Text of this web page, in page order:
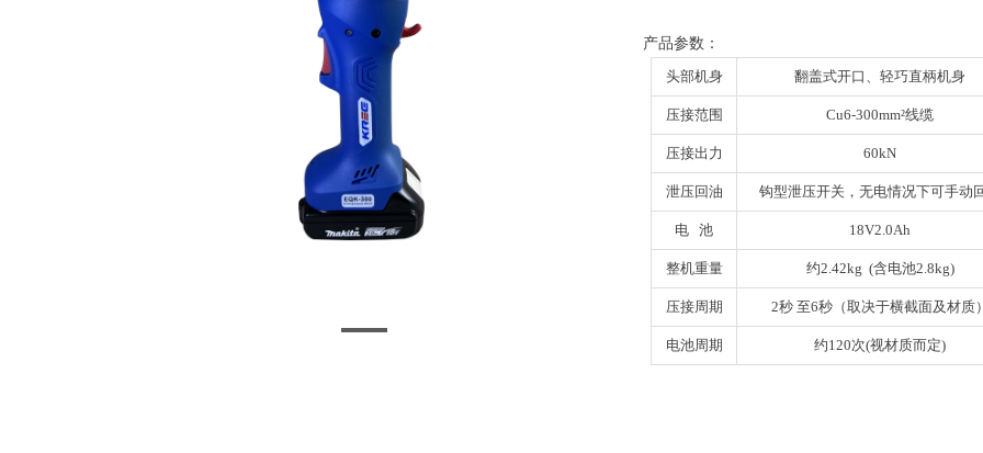
产品参数：
头部机身
翻盖式开口、轻巧直柄机身
压接范围 Cu6-300mm²线缆
压接出力 60kN
泄压回油 钩型泄压开关，无电情况下可手动
电 池 18V2.0Ah
整机重量 约2.42kg (含电池2.8kg)
压接周期 2秒 至6秒（取决于横截面及材质）
电池周期 约120次(视材质而定)